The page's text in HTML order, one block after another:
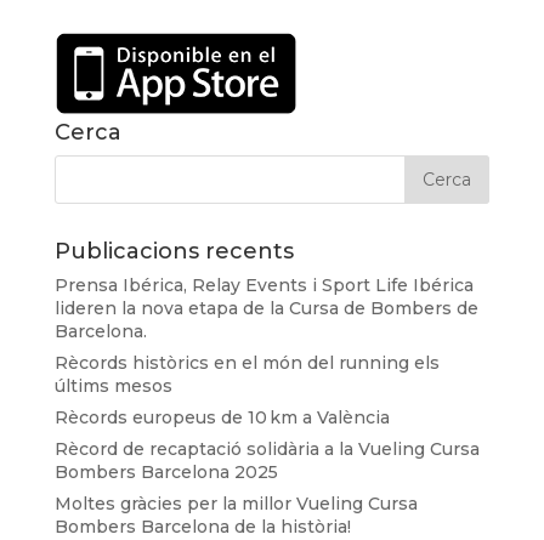
Cerca
Publicacions recents
Prensa Ibérica, Relay Events i Sport Life Ibérica
lideren la nova etapa de la Cursa de Bombers de
Barcelona.
Rècords històrics en el món del running els
últims mesos
Rècords europeus de 10 km a València
Rècord de recaptació solidària a la Vueling Cursa
Bombers Barcelona 2025
Moltes gràcies per la millor Vueling Cursa
Bombers Barcelona de la història!